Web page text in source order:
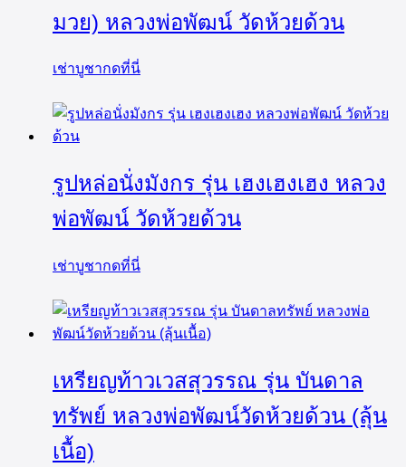
มวย) หลวงพ่อพัฒน์ วัดห้วยด้วน
เช่าบูชากดที่นี่
รูปหล่อนั่งมังกร รุ่น เฮงเฮงเฮง หลวง
พ่อพัฒน์ วัดห้วยด้วน
เช่าบูชากดที่นี่
เหรียญท้าวเวสสุวรรณ รุ่น บันดาล
ทรัพย์ หลวงพ่อพัฒน์วัดห้วยด้วน (ลุ้น
เนื้อ)